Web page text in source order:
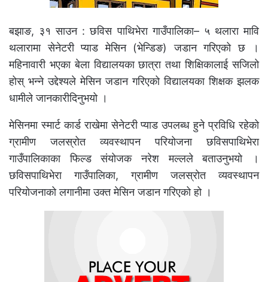
बझाङ, ३१ साउन : छविस पाथिभेरा गाउँपालिका– ५ थलारा मावि
थलारामा सेनेटरी प्याड मेसिन (भेन्डिङ) जडान गरिएको छ ।
महिनावारी भएका बेला विद्यालयका छात्रा तथा शिक्षिकालाई सजिलो
होस् भन्ने उद्देश्यले मेसिन जडान गरिएको विद्यालयका शिक्षक झलक
धामीले जानकारीदिनुभयो ।
मेसिनमा स्मार्ट कार्ड राखेमा सेनेटरी प्याड उपलब्ध हुने प्रविधि रहेको
ग्रामीण जलस्रोत व्यवस्थापन परियोजना छविसपाथिभेरा
गाउँपालिकाका फिल्ड संयोजक नरेश मल्लले बताउनुभयो ।
छविसपाथिभेरा गाउँपालिका, ग्रामीण जलस्रोत व्यवस्थापन
परियोजनाको लगानीमा उक्त मेसिन जडान गरिएको हो ।